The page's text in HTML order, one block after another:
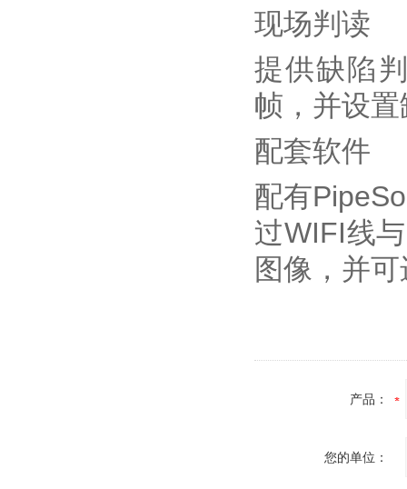
现场判读
提供缺陷
帧，并设
配套软件
配有
过WIFI线
图像，并
产品：
您的单位：